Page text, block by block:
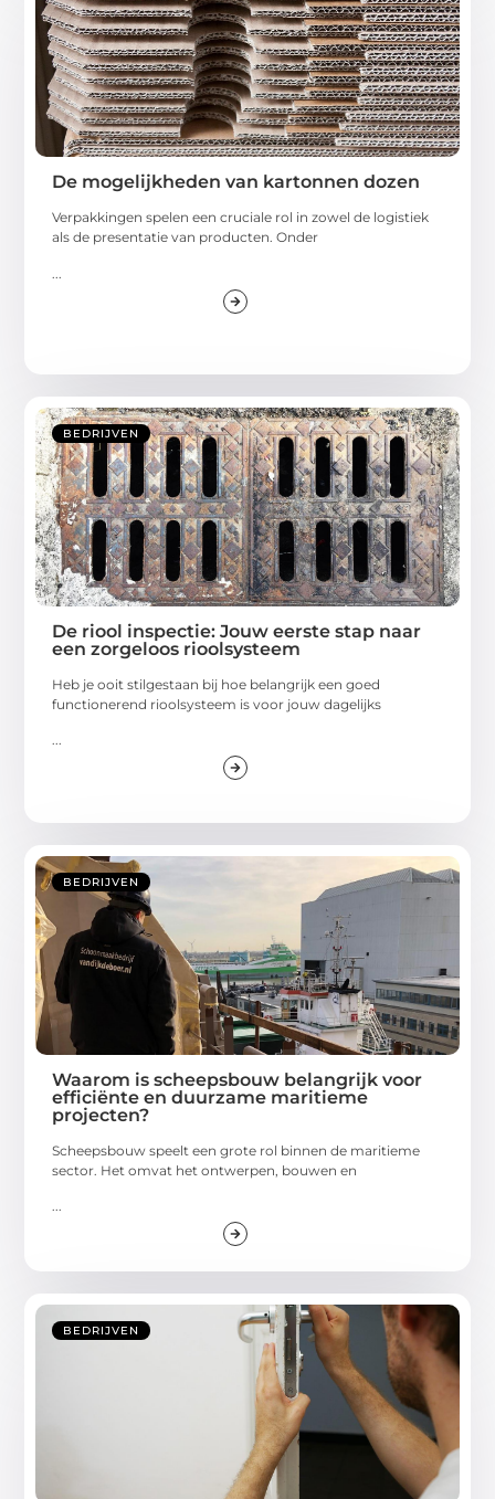
De mogelijkheden van kartonnen dozen
Verpakkingen spelen een cruciale rol in zowel de logistiek
als de presentatie van producten. Onder
BEDRIJVEN
De riool inspectie: Jouw eerste stap naar
een zorgeloos rioolsysteem
Heb je ooit stilgestaan bij hoe belangrijk een goed
functionerend rioolsysteem is voor jouw dagelijks
...
BEDRIJVEN
Waarom is scheepsbouw belangrijk voor
efficiënte en duurzame maritieme
projecten?
Scheepsbouw speelt een grote rol binnen de maritieme
sector. Het omvat het ontwerpen, bouwen en
...
BEDRIJVEN